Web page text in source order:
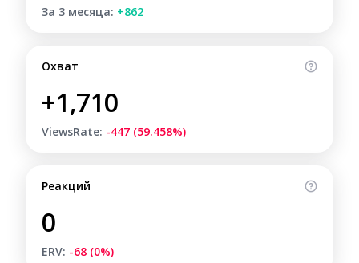
За 3 месяца: +862
Охват
+1,710
ViewsRate: -447 (59.458%)
Реакций
0
ERV: -68 (0%)